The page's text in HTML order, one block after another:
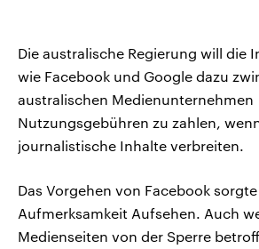
Die australische Regierung will die
wie Facebook und Google dazu
australischen Medienunternehmen
Nutzungsgebühren zu zahlen,
journalistische Inhalte verbreiten.
Das Vorgehen von Facebook
Aufmerksamkeit Aufsehen. Auch
Medienseiten von der Sperre